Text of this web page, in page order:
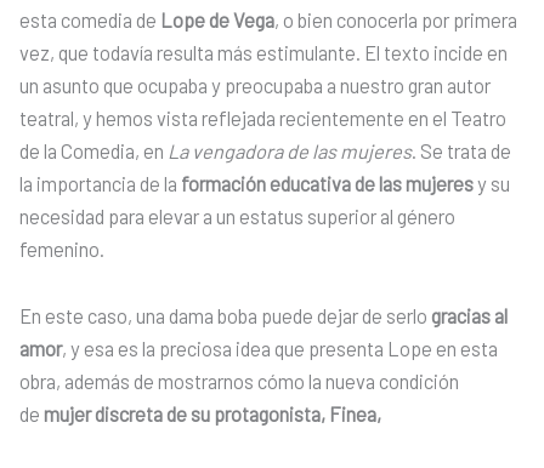
esta comedia de Lope de Vega, o bien conocerla por primera
vez, que todavía resulta más estimulante. El texto incide en
un asunto que ocupaba y preocupaba a nuestro gran autor
teatral, y hemos vista reflejada recientemente en el Teatro
de la Comedia, en La vengadora de las mujeres. Se trata de
la importancia de la formación educativa de las mujeresy su
necesidad para elevar a un estatus superior al género
femenino.
En este caso, una dama boba puede dejar de serlo gracias al
amor, y esa es la preciosa idea que presenta Lope en esta
obra, además de mostrarnos cómo la nueva condición
de mujer discreta de su protagonista, Finea,